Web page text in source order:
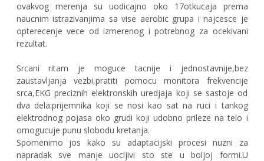
ovakvog merenja su uodicajno oko 17otkucaja prema
naucnim istrazivanjima sa vise aerobic grupa i najcesce je
opterecenje vece od izmerenog i potrebnog za ocekivani
rezultat.
Srcani ritam je moguce tacnije i jednostavnije,bez
zaustavljanja vezbi,pratiti pomocu monitora frekvencije
srca,EKG preciznih elektronskih uredjaja koji se sastoje od
dva dela:prijemnika koji se nosi kao sat na ruci i tankog
elektrodnog pojasa oko grudi koji udobno prileze na telo i
omogucuje punu slobodu kretanja.
Spomenimo jos kako su adaptacijski procesi nuzni za
napradak sve manje uocljivi sto ste u boljoj formi.U